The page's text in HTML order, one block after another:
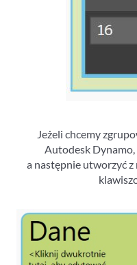
Jeżeli chcemy
Autodesk Dynamo,
a następnie utworzyć